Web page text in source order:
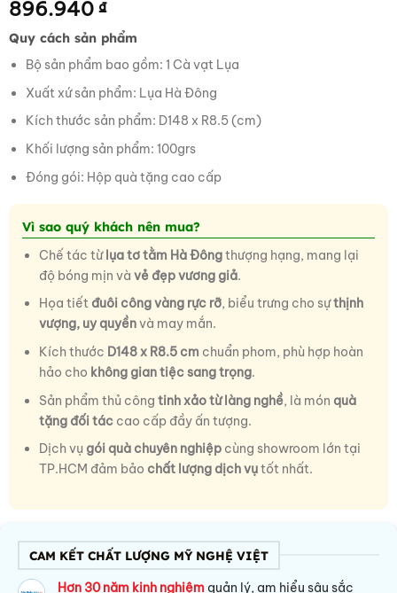
896.940 ₫
Quy cách sản phẩm
Bộ sản phẩm bao gồm: 1 Cà vạt Lụa
Xuất xứ sản phẩm: Lụa Hà Đông
Kích thước sản phẩm: D148 x R8.5 (cm)
Khối lượng sản phẩm: 100grs
Đóng gói: Hộp quà tặng cao cấp
Vì sao quý khách nên mua?
Chế tác từlụa tơ tằm Hà Đôngthượng hạng, mang lại
độ bóng mịn và vẻ đẹp vương giả.
Họa tiết đuôi công vàng rực rỡ, biểu trưng cho sựthịnh
vượng, uy quyềnvà may mắn.
Kích thước D148 x R8.5 cm chuẩn phom, phù hợp hoàn
hảo cho không gian tiệc sang trọng.
Sản phẩm thủ công tinh xảo từ làng nghề, là món quà
tặng đối táccao cấp đầy ấn tượng.
Dịch vụ gói quà chuyên nghiệpcùng showroom lớn tại
TP.HCM đảm bảo chất lượng dịch vụtốt nhất.
CAM KẾT CHẤT LƯỢNG MỸ NGHỆ VIỆT
Hơn 30 năm kinh nghiệm quản lý, am hiểu sâu sắc